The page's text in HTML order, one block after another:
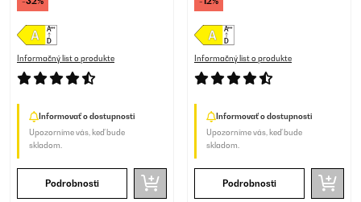
Informačný list o produkte
Informovať o dostupnosti
Upozorníme vás, keď bude
skladom.
Podrobnosti
Informačný list o produkte
Informovať o dostupnosti
Upozorníme vás, keď bude
skladom.
Podrobnosti